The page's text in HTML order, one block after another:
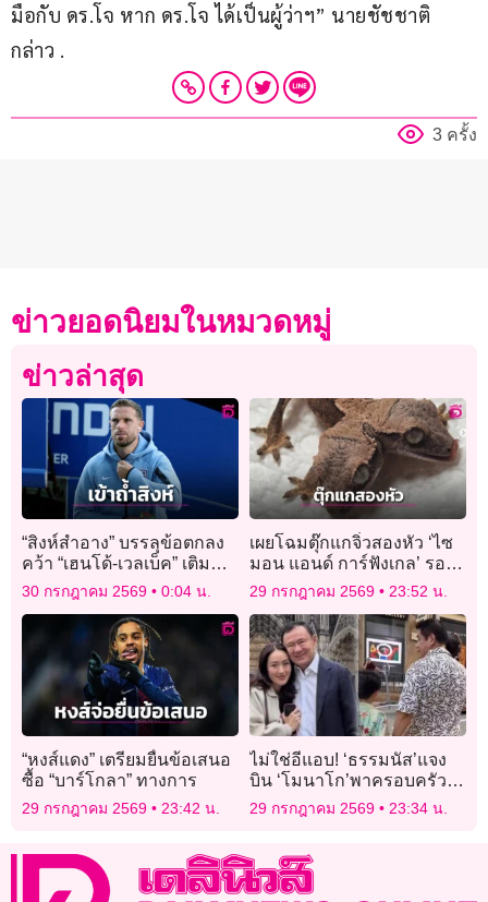
มือกับ ดร.โจ หาก ดร.โจ ได้เป็นผู้ว่าฯ” นายชัชชาติ
กล่าว .
3 ครั้ง
ข่าวยอดนิยมในหมวดหมู่
ข่าวล่าสุด
“สิงห์สำอาง” บรรลุข้อตกลง
คว้า “เฮนโด้-เวลเบ็ค” เติม
ความเก๋า
30 กรกฎาคม 2569 0:04 น.
เผยโฉมตุ๊กแกจิ๋วสองหัว ‘ไซ
มอน แอนด์ การ์ฟังเกล’ รอด
ชีวิตครบ 1 เดือน
29 กรกฎาคม 2569 23:52 น.
“หงส์แดง” เตรียมยื่นข้อเสนอ
ซื้อ “บาร์โกลา” ทางการ
29 กรกฎาคม 2569 23:42 น.
ไม่ใช่อีแอบ! ‘ธรรมนัส’แจง
บิน ‘โมนาโก’พาครอบครัว
พักผ่อน ปัดพบ ‘ทักษิณ #ไม่มี
ปฏิญญาMonaco
29 กรกฎาคม 2569 23:34 น.